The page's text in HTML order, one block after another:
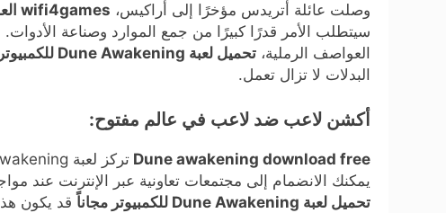
وصلت عائلة أتريدس مؤخرًا إلى أراكيس، wifi4games العاب واي فاي
سيتطلب الأمر قدرًا كبيرًا من جمع الموارد وصناعة
العواصف الرملية، تحميل لعبة Dune Awakening للكمبيوتر
البدلات لا تزال تعمل.
أكشن لاعب ضد لاعب في عالم مفتوح:
Dune awakening download free
يمكنك الانضمام إلى مجتمعات تعاونية عبر الإنترنت عند
تحميل لعبة Dune Awakening للكمبيوتر مجاناً
قد يكون